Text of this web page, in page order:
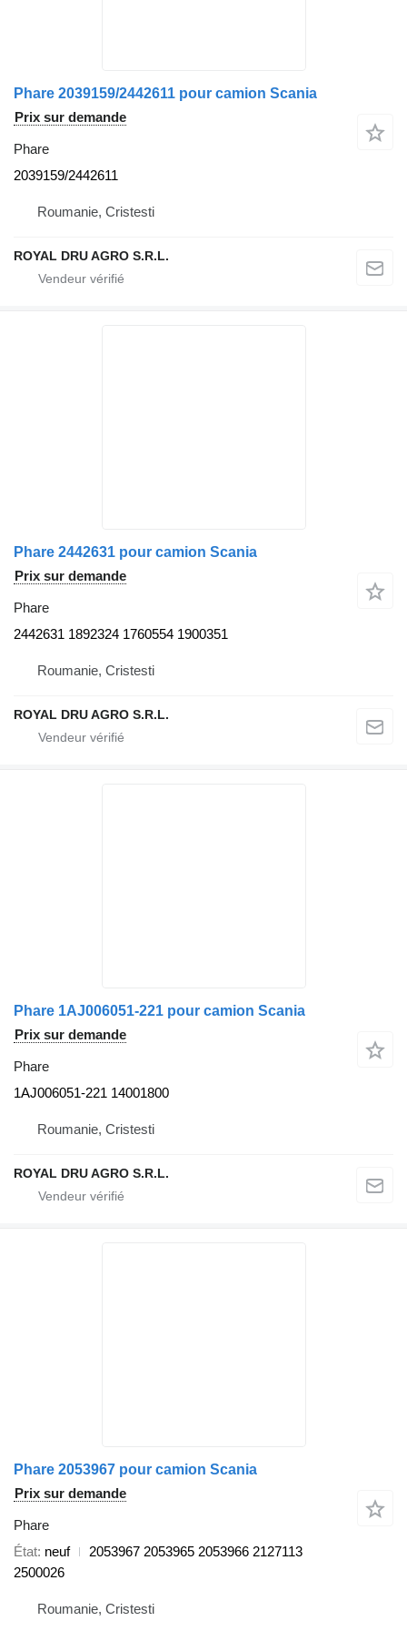
Phare 2039159/2442611 pour camion Scania
Prix sur demande
Phare
2039159/2442611
Roumanie, Cristesti
ROYAL DRU AGRO S.R.L.
Phare 2442631 pour camion Scania
Prix sur demande
Phare
2442631 1892324 1760554 1900351
Roumanie, Cristesti
ROYAL DRU AGRO S.R.L.
Phare 1AJ006051-221 pour camion Scania
Prix sur demande
Phare
1AJ006051-221 14001800
Roumanie, Cristesti
ROYAL DRU AGRO S.R.L.
Phare 2053967 pour camion Scania
Prix sur demande
Phare
État neuf
2053967 2053965 2053966 2127113
2500026
Roumanie, Cristesti